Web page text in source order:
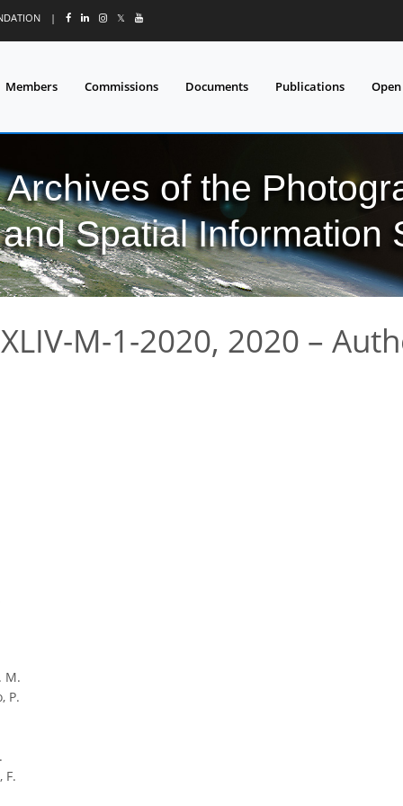
| 𝕏
Members Commissions Documents Publications
of the
Spatial Information
M-1-2020, 2020 –
M.
P.
F.